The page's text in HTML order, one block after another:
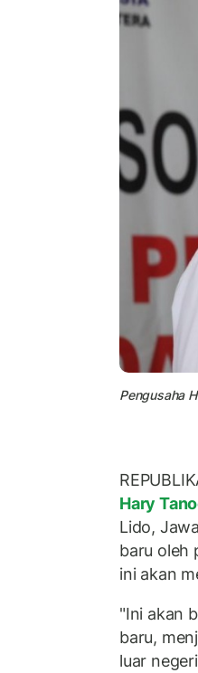
Pengusaha
Hary
Lido,
baru oleh
ini akan
"Ini akan
baru,
luar